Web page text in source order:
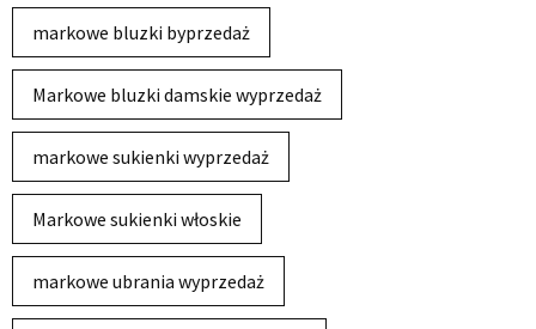
markowe bluzki byprzedaż
Markowe bluzki damskie wyprzedaż
markowe sukienki wyprzedaż
Markowe sukienki włoskie
markowe ubrania wyprzedaż